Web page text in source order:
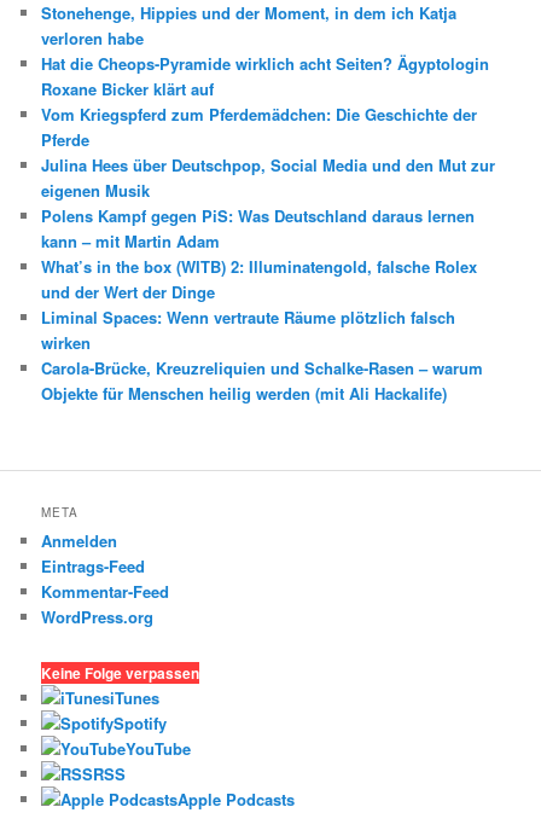
Stonehenge, Hippies und der Moment, in dem ich Katja
verloren habe
Hat die Cheops-Pyramide wirklich acht Seiten? Ägyptologin
Roxane Bicker klärt auf
Vom Kriegspferd zum Pferdemädchen: Die Geschichte der
Pferde
Julina Hees über Deutschpop, Social Media und den Mut zur
eigenen Musik
Polens Kampf gegen PiS: Was Deutschland daraus lernen
kann – mit Martin Adam
What’s in the box (WITB) 2: Illuminatengold, falsche Rolex
und der Wert der Dinge
Liminal Spaces: Wenn vertraute Räume plötzlich falsch
wirken
Carola-Brücke, Kreuzreliquien und Schalke-Rasen – warum
Objekte für Menschen heilig werden (mit Ali Hackalife)
META
Anmelden
Eintrags-Feed
Kommentar-Feed
WordPress.org
Keine Folge verpassen
iTunes
Spotify
YouTube
RSS
Apple Podcasts